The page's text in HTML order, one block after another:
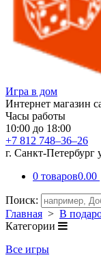
Игра в дом
Интернет магазин
Часы работы
10:00 до 18:00
+7 812 748–36–26
г. Санкт-Петербург
0 товаров0.00
Поиск:
Главная > В
Категории
Все игры